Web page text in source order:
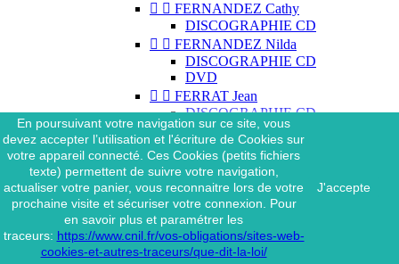
  FERNANDEZ Cathy
DISCOGRAPHIE CD
  FERNANDEZ Nilda
DISCOGRAPHIE CD
DVD
  FERRAT Jean
DISCOGRAPHIE CD
DISCOGRAPHIE 45 TOURS
DISCOGRAPHIE 33 TOURS
DVD
MAGAZINE
  FERRAT Jean & SES
INTERPRÈTES
DISCOGRAPHIE CD
  FERRÉ Léo
En poursuivant votre navigation sur ce site, vous
devez accepter l’utilisation et l'écriture de Cookies sur
votre appareil connecté. Ces Cookies (petits fichiers
texte) permettent de suivre votre navigation,
actualiser votre panier, vous reconnaitre lors de votre
prochaine visite et sécuriser votre connexion. Pour
en savoir plus et paramétrer les
traceurs: https://www.cnil.fr/vos-obligations/sites-web-
cookies-et-autres-traceurs/que-dit-la-loi/
J'accepte